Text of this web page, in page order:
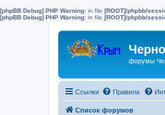
[phpBB Debug] PHP Warning: in file [ROOT]/phpbb/
[phpBB Debug] PHP Warning: in file [ROOT]/phpbb/
форумы
Ссылки Правила
Список форумов